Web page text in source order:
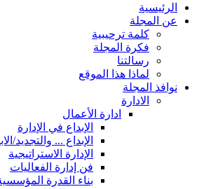
الرئيسية
عن المجلة
كلمة ترحيبية
فكرة المجلة
رسالتنا
لماذا هذا الموقع
نوافذ المجلة
الادارة
ادارة الأعمال
الإبداع في الإدارة
الإبداع ... والتجديد/
الإدارة الاستراتيجية
فن إدارة الفعاليات
بناء القدرة